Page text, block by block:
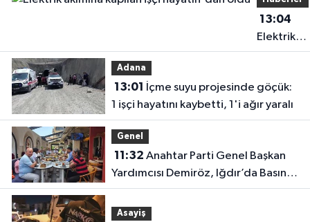
13:04
Elektrik
akımına
oldu
Adana
13:01
1 işçi hayatını kaybetti, 1'i ağır yaralı
Genel
11:32
Yardımcısı Demiröz, Iğdır’da Basın
Mensuplarıyla Buluştu
Asayiş